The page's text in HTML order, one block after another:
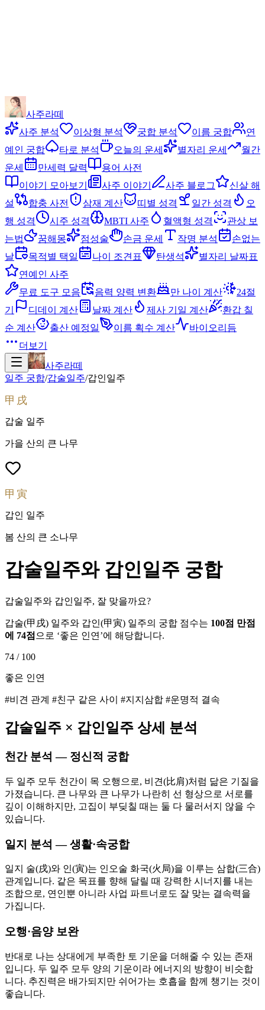
사주라떼
사주 분석
이상형 분석 궁합 분석 이름 궁합
연
예인 궁합
타로 분석 오늘의 운세 별자리 운세
월간
운세
만세력 달력
용어 사전
이야기 모아보기
사주 이야기 사주 블로그
신살 해
설
합충 사전 삼재 계산 띠별 성격 일간 성격
오
행 성격
시주 성격 MBTI 사주 혈액형 성격
관상 보
는법
꿈해몽 점성술 손금 운세 작명 분석
손없는
날
목적별 택일 나이 조견표 탄생석
별자리 날짜표
연예인 사주
무료 도구 모음
음력 양력 변환 만 나이 계산
24절
기
디데이 계산 날짜 계산 제사 기일 계산
환갑 칠
순 계산
출산 예정일 이름 획수 계산
바이오리듬
더보기
사주라떼
일주 궁합/갑술일주/갑인일주
甲戌
갑술 일주
가을 산의 큰 나무
甲寅
갑인 일주
봄 산의 큰 소나무
갑술일주와 갑인일주 궁합
갑술일주와 갑인일주, 잘 맞을까요?
갑술(甲戌) 일주와 갑인(甲寅) 일주의 궁합 점수는 100점 만점
에 74점 으로 ‘좋은 인연 ’에 해당합니다.
74 / 100
좋은 인연
#비견 관계 #친구 같은 사이 #지지삼합 #운명적 결속
갑술일주 × 갑인일주 상세 분석
천간 분석 — 정신적 궁합
두 일주 모두 천간이 목 오행으로, 비견(比肩)처럼 닮은 기질을
가졌습니다. 큰 나무와 큰 나무가 나란히 선 형상으로 서로를
깊이 이해하지만, 고집이 부딪칠 때는 둘 다 물러서지 않을 수
있습니다.
일지 분석 — 생활·속궁합
일지 술(戌)와 인(寅)는 인오술 화국(火局)을 이루는 삼합(三合)
관계입니다. 같은 목표를 향해 달릴 때 강력한 시너지를 내는
조합으로, 연인뿐 아니라 사업 파트너로도 잘 맞는 결속력을
가집니다.
오행·음양 보완
반대로 나는 상대에게 부족한 토 기운을 더해줄 수 있는 존재
입니다. 두 일주 모두 양의 기운이라 에너지의 방향이 비슷합
니다. 추진력은 배가되지만 쉬어가는 호흡을 함께 챙기는 것이
좋습니다.